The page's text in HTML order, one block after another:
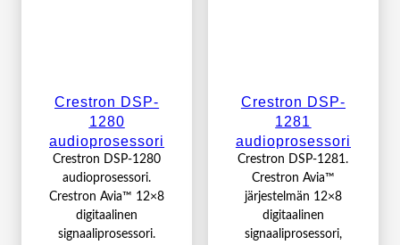
Crestron DSP-
1280
audioprosessori
Crestron DSP-1280
audioprosessori.
Crestron Avia™ 12×8
digitaalinen
signaaliprosessori.
Crestron DSP-
1281
audioprosessori
Crestron DSP-1281.
Crestron Avia™
järjestelmän 12×8
digitaalinen
signaaliprosessori,